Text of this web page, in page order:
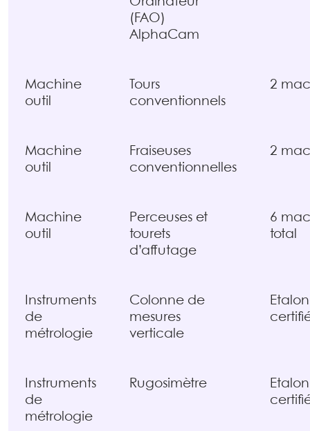
(FAO)
AlphaCam
Machine
outil
Tours
conventionnels
2
Machine
outil
Fraiseuses
conventionnelles
2
Machine
outil
Perceuses et
tourets
d’affutage
6
total
Instruments
de
métrologie
Colonne de
mesures
verticale
Instruments
de
métrologie
Rugosimètre